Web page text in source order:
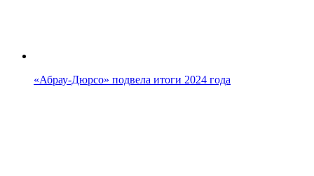
«Абрау-Дюрсо» подвела итоги 2024 года